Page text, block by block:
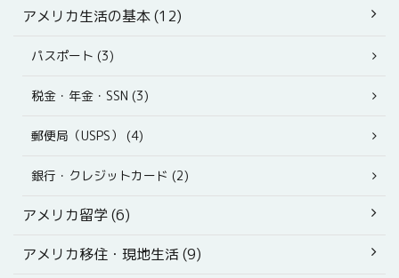
アメリカ生活の基本 (12)
パスポート (3)
税金・年金・SSN (3)
郵便局（USPS） (4)
銀行・クレジットカード (2)
アメリカ留学 (6)
アメリカ移住・現地生活 (9)